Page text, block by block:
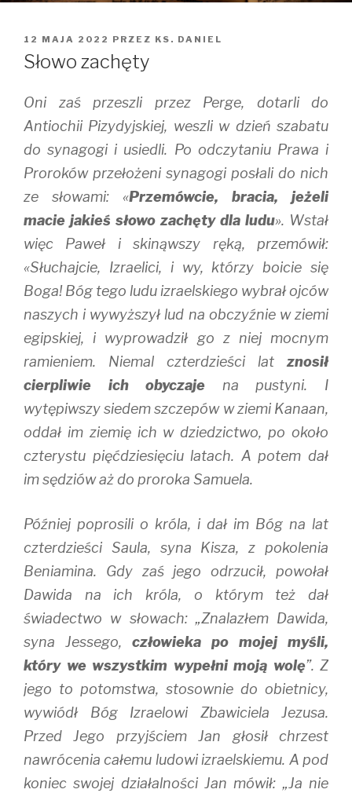
OPUBLIKOWANE
W
12 MAJA 2022 PRZEZ KS. DANIEL
Słowo zachęty
Oni zaś przeszli przez Perge, dotarli do
Antiochii Pizydyjskiej, weszli w dzień szabatu
do synagogi i usiedli. Po odczytaniu Prawa i
Proroków przełożeni synagogi posłali do nich
ze słowami: «Przemówcie, bracia, jeżeli
macie jakieś słowo zachęty dla ludu». Wstał
więc Paweł i skinąwszy ręką, przemówił:
«Słuchajcie, Izraelici, i wy, którzy boicie się
Boga! Bóg tego ludu izraelskiego wybrał ojców
naszych i wywyższył lud na obczyźnie w ziemi
egipskiej, i wyprowadził go z niej mocnym
ramieniem. Niemal czterdzieści latznosił
cierpliwie ich obyczaje na pustyni. I
wytępiwszy siedem szczepów w ziemi Kanaan,
oddał im ziemię ich w dziedzictwo, po około
czterystu pięćdziesięciu latach. A potem dał
im sędziów aż do proroka Samuela.
Później poprosili o króla, i dał im Bóg na lat
czterdzieści Saula, syna Kisza, z pokolenia
Beniamina. Gdy zaś jego odrzucił, powołał
Dawida na ich króla, o którym też dał
świadectwo w słowach: „Znalazłem Dawida,
syna Jessego, człowieka po mojej myśli,
który we wszystkim wypełni moją wolę”. Z
jego to potomstwa, stosownie do obietnicy,
wywiódł Bóg Izraelowi Zbawiciela Jezusa.
Przed Jego przyjściem Jan głosił chrzest
nawrócenia całemu ludowi izraelskiemu. A pod
koniec swojej działalności Jan mówił: „Ja nie